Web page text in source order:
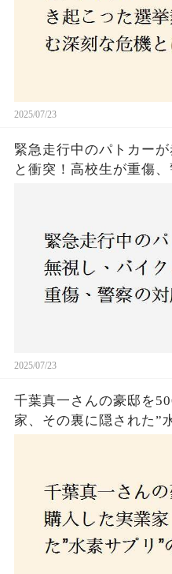
2025/07/23
緊急走行中のパトカー
と衝突！高校生が重傷
2025/07/23
千葉真一さんの豪邸を
家、その裏に隠された”